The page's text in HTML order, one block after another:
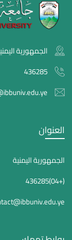
الجمهورية
436285
العنوان
الجمهورية اليمنية
(+04)436285